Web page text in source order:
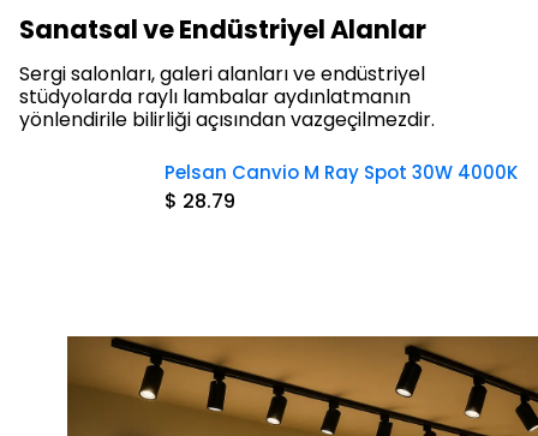
Sanatsal ve Endüstriyel Alanlar
Sergi salonları, galeri alanları ve endüstriyel
stüdyolarda raylı lambalar aydınlatmanın
yönlendirile bilirliği açısından vazgeçilmezdir.
Pelsan Canvio M Ray Spot 30W 4000K
$ 28.79